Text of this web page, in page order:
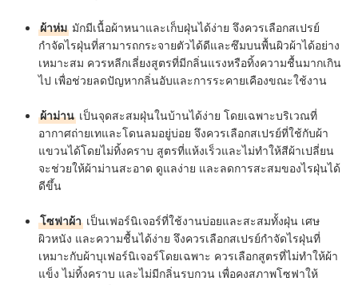
ผ้าห่ม มักมีเนื้อผ้าหนาและเก็บฝุ่นได้ง่าย จึงควรเลือกสเปรย์
กำจัดไรฝุ่นที่สามารถกระจายตัวได้ดีและซึมบนพื้นผิวผ้าได้อย่าง
เหมาะสม ควรหลีกเลี่ยงสูตรที่มีกลิ่นแรงหรือทิ้งความชื้นมากเกิน
ไป เพื่อช่วยลดปัญหากลิ่นอับและการระคายเคืองขณะใช้งาน
ผ้าม่าน เป็นจุดสะสมฝุ่นในบ้านได้ง่าย โดยเฉพาะบริเวณที่
อากาศถ่ายเทและโดนลมอยู่บ่อย จึงควรเลือกสเปรย์ที่ใช้กับผ้า
แขวนได้โดยไม่ทิ้งคราบ สูตรที่แห้งเร็วและไม่ทำให้สีผ้าเปลี่ยน
จะช่วยให้ผ้าม่านสะอาด ดูแลง่าย และลดการสะสมของไรฝุ่นได้
ดีขึ้น
โซฟาผ้า เป็นเฟอร์นิเจอร์ที่ใช้งานบ่อยและสะสมทั้งฝุ่น เศษ
ผิวหนัง และความชื้นได้ง่าย จึงควรเลือกสเปรย์กำจัดไรฝุ่นที่
เหมาะกับผ้าบุเฟอร์นิเจอร์โดยเฉพาะ ควรเลือกสูตรที่ไม่ทำให้ผ้า
แข็ง ไม่ทิ้งคราบ และไม่มีกลิ่นรบกวน เพื่อคงสภาพโซฟาให้